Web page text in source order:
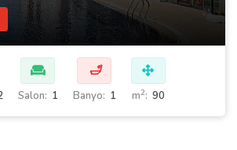
Salon: 1
🛁
Banyo: 1 m2: 90